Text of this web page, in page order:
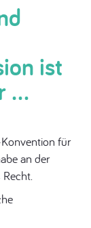
ist
…
für
an der